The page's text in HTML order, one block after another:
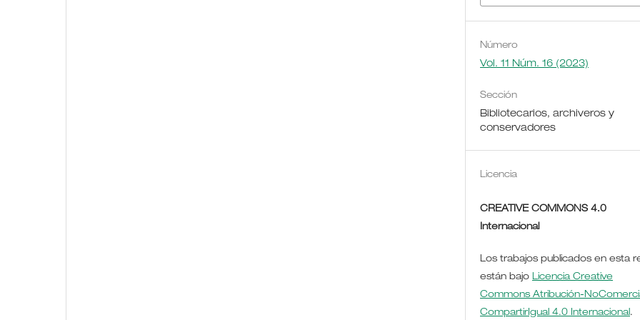
Número
Vol. 11 Núm. 16 (2023)
Sección
Bibliotecarios, archiveros y
conservadores
Licencia
CREATIVE COMMONS 4.0
Internacional
Los trabajos publicados en esta
están bajoLicencia Creative
Commons Atribución-
CompartirIgual 4.0 Internacional.